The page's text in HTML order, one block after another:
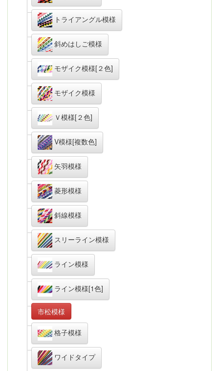
トライアングル模様
斜めはしご模様
モザイク模様[２色]
モザイク模様
Ｖ模様[２色]
V模様[複数色]
矢羽模様
菱形模様
斜線模様
スリーライン模様
ライン模様
ライン模様[1色]
市松模様
格子模様
ワイドタイプ